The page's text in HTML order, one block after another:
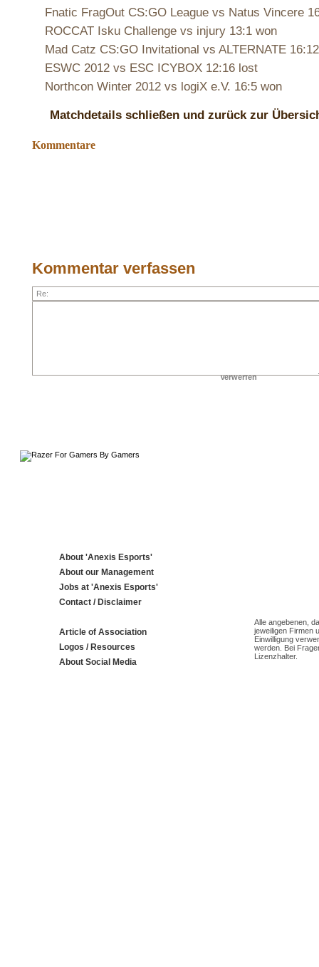
Fnatic FragOut CS:GO League vs Natus Vincere
ROCCAT Isku Challenge vs injury 13:1 won
Mad Catz CS:GO Invitational vs ALTERNATE
ESWC 2012 vs ESC ICYBOX 12:16 lost
Northcon Winter 2012 vs logiX e.V. 16:5 won
Matchdetails schließen und zurück zur
Kommentare
Kommentar verfassen
About 'Anexis Esports'
About our Management
Jobs at 'Anexis Esports'
Contact / Disclaimer
Article of Association
Logos / Resources
About Social Media
Alle angebenen,
jeweiligen Firmen
Einwilligung
werden. Bei
Lizenzhalter.